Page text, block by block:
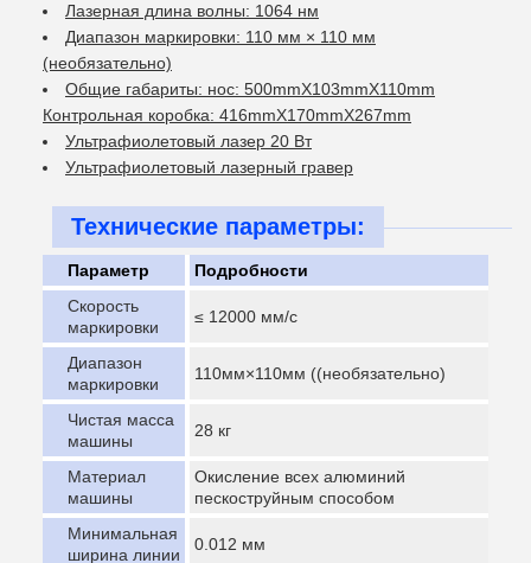
Лазерная длина волны: 1064 нм
Диапазон маркировки: 110 мм × 110 мм
(необязательно)
Общие габариты: нос: 500mmX103mmX110mm
Контрольная коробка: 416mmX170mmX267mm
Ультрафиолетовый лазер 20 Вт
Ультрафиолетовый лазерный гравер
Технические параметры:
Параметр
Подробности
Скорость
маркировки
≤ 12000 мм/с
Диапазон
маркировки
110мм×110мм ((необязательно)
Чистая масса
машины
28 кг
Материал
машины
Окисление всех алюминий
пескоструйным способом
Минимальная
ширина линии
0.012 мм